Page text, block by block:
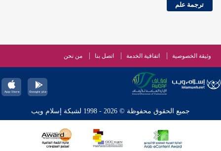
ترجمة علم
وثيقة الخصوصية اتفاقية الخدمة اتصل بنا من نحن
جميع الحقوق محفوظة © 2026 - 1998 لشبكة إسلام ويب